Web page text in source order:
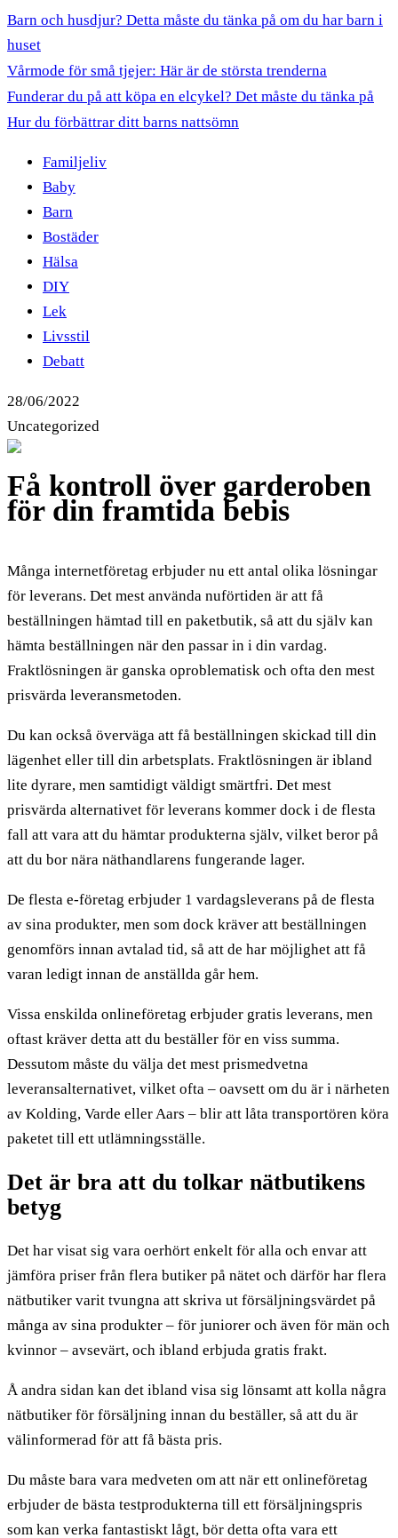
Barn och husdjur? Detta måste du tänka på om du har barn i
huset
Vårmode för små tjejer: Här är de största trenderna
Funderar du på att köpa en elcykel? Det måste du tänka på
Hur du förbättrar ditt barns nattsömn
Familjeliv
Baby
Barn
Bostäder
Hälsa
DIY
Lek
Livsstil
Debatt
28/06/2022
Uncategorized
Få kontroll över garderoben
för din framtida bebis
Många internetföretag erbjuder nu ett antal olika lösningar
för leverans. Det mest använda nuförtiden är att få
beställningen hämtad till en paketbutik, så att du själv kan
hämta beställningen när den passar in i din vardag.
Fraktlösningen är ganska oproblematisk och ofta den mest
prisvärda leveransmetoden.
Du kan också överväga att få beställningen skickad till din
lägenhet eller till din arbetsplats. Fraktlösningen är ibland
lite dyrare, men samtidigt väldigt smärtfri. Det mest
prisvärda alternativet för leverans kommer dock i de flesta
fall att vara att du hämtar produkterna själv, vilket beror på
att du bor nära näthandlarens fungerande lager.
De flesta e-företag erbjuder 1 vardagsleverans på de flesta
av sina produkter, men som dock kräver att beställningen
genomförs innan avtalad tid, så att de har möjlighet att få
varan ledigt innan de anställda går hem.
Vissa enskilda onlineföretag erbjuder gratis leverans, men
oftast kräver detta att du beställer för en viss summa.
Dessutom måste du välja det mest prismedvetna
leveransalternativet, vilket ofta – oavsett om du är i närheten
av Kolding, Varde eller Aars – blir att låta transportören köra
paketet till ett utlämningsställe.
Det är bra att du tolkar nätbutikens
betyg
Det har visat sig vara oerhört enkelt för alla och envar att
jämföra priser från flera butiker på nätet och därför har flera
nätbutiker varit tvungna att skriva ut försäljningsvärdet på
många av sina produkter – för juniorer och även för män och
kvinnor – avsevärt, och ibland erbjuda gratis frakt.
Å andra sidan kan det ibland visa sig lönsamt att kolla några
nätbutiker för försäljning innan du beställer, så att du är
välinformerad för att få bästa pris.
Du måste bara vara medveten om att när ett onlineföretag
erbjuder de bästa testprodukterna till ett försäljningspris
som kan verka fantastiskt lågt, bör detta ofta vara ett